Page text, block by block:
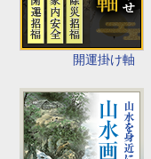
開運掛け軸